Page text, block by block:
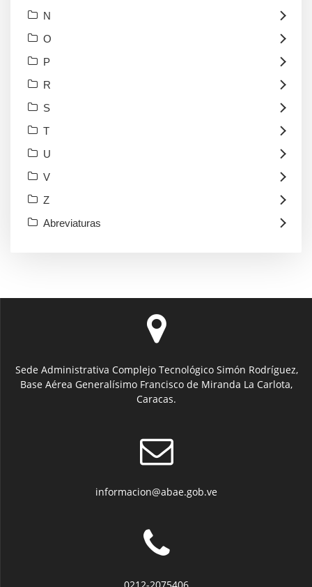
N
O
P
R
S
T
U
V
Z
Abreviaturas
Sede Administrativa Complejo Tecnológico Simón Rodríguez,
Base Aérea Generalísimo Francisco de Miranda La Carlota,
Caracas.
informacion@abae.gob.ve